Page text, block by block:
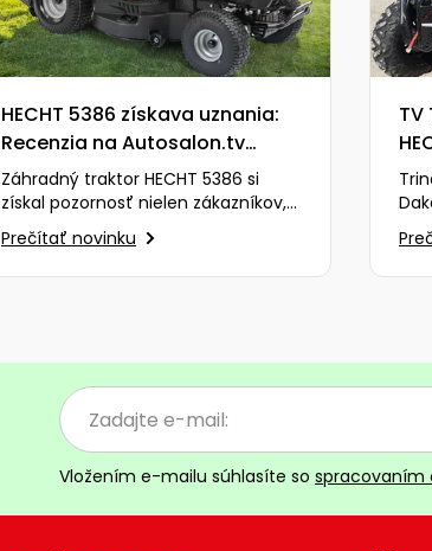
HECHT 5386 získava uznania:
Recenzia na Autosalon.tv
chváli výkon aj cenu
Záhradný traktor HECHT 5386 si
získal pozornosť nielen zákazníkov,
ale aj odborníkov z renomovaného
portálu Autosalon…
Prečítať novinku
TV
Vložením e-mailu súhlasíte so spracovaním